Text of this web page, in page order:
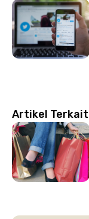
Artikel Terkait